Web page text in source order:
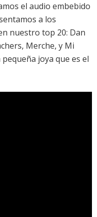
el audio embebido
a los
nuestro top 20: Dan
, Merche, y Mi
joya que es el